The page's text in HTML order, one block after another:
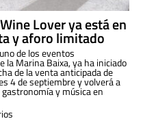
Lover ya está en
y aforo limitado
de los eventos
la Marina Baixa, ya ha iniciado
de la venta anticipada de
4 de septiembre y volverá a
y música en